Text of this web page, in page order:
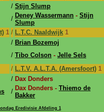
/ Stijn Slump
/ Deney Wassermann - Stijn
Slump
1 / L.T.C. Naaldwijk 1
/ Brian Bozemoj
/ Tibo Colson - Jelle Sels
/ L.T.V. A.L.T.A. (Amersfoort) 1
/ Dax Donders
/ Dax Donders - Thiemo de
Bakker
Eredivisie Afdeling 1